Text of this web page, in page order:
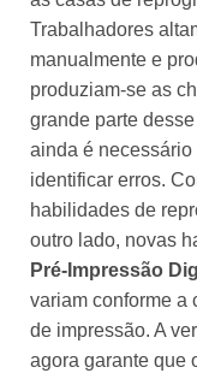
Trabalhadores
manualmente e
produziam-se as
grande parte
ainda é
identificar erros.
habilidades de
outro lado, novas
Pré-Impressão
variam conforme a
de impressão. A
agora garante que